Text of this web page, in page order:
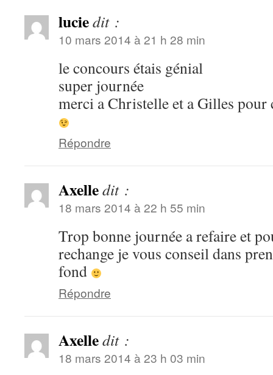
luciedit :
10 mars 2014 à 21 h 28 min
le concours étais génial
super journée
merci a Christelle et a Gilles pour
Répondre
Axelledit :
18 mars 2014 à 22 h 55 min
Trop bonne journée a refaire et
rechange je vous conseil dans
fond
Répondre
Axelledit :
18 mars 2014 à 23 h 03 min